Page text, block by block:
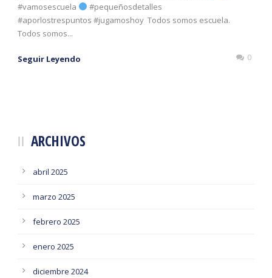
#vamosescuela
#pequeñosdetalles
#aporlostrespuntos #jugamoshoy Todos somos escuela.
Todos somos...
Seguir Leyendo 0
ARCHIVOS
abril 2025
marzo 2025
febrero 2025
enero 2025
diciembre 2024